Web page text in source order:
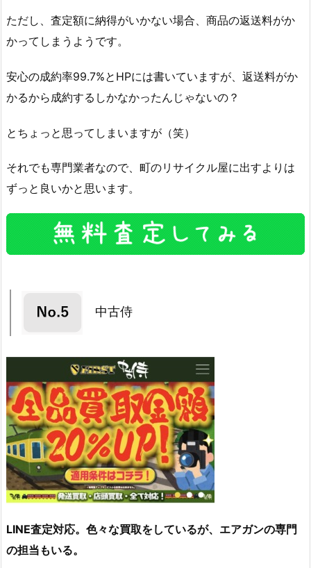
ただし、査定額に納得がいかない場合、商品の返送料がか
かってしまうようです。
安心の成約率99.7%とHPには書いていますが、返送料がか
かるから成約するしかなかったんじゃないの？
とちょっと思ってしまいますが（笑）
それでも専門業者なので、町のリサイクル屋に出すよりは
ずっと良いかと思います。
中古侍
LINE査定対応。色々な買取をしているが、エアガンの専門
の担当もいる。